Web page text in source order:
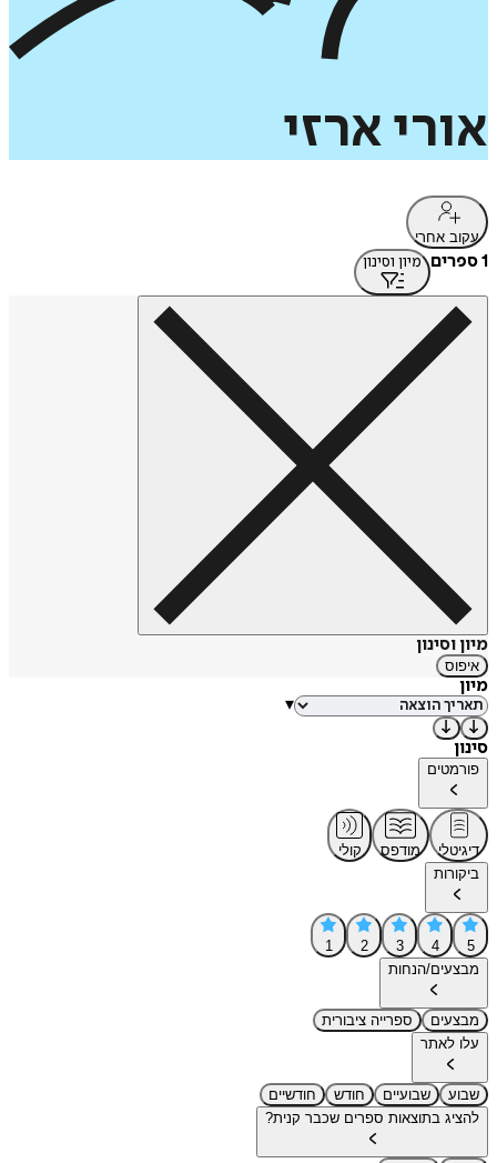
אורי ארזי
עקוב אחרי
1 ספרים מיון וסינון
מיון וסינון
איפוס
מיון
▾
סינון
פורמטים
דיגיטלי מודפס
קולי
ביקורות
5
4
3
2
1
מבצעים/הנחות
מבצעים
ספרייה ציבורית
עלו לאתר
שבוע שבועיים חודש
חודשיים
להציג בתוצאות ספרים שכבר קנית?